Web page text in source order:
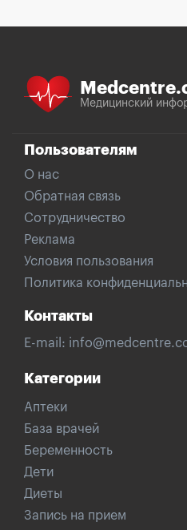
Медицинский
Пользователям
О нас
Обратная связь
Сотрудничество
Реклама
Условия пользования
Политика
Контакты
E-mail:
Категории
Аптеки
База врачей
Беременность
Дети
Диеты
Запись на прием